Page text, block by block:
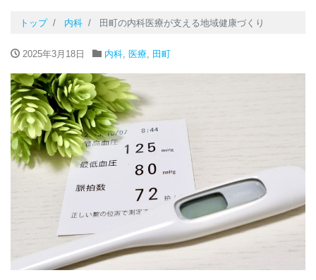
トップ 内科 田町の内科医療が支える地域健康づくり
2025年3月18日 内科, 医療, 田町